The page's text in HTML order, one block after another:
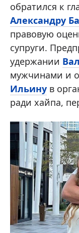
обратился к
Александру
правовую
супруги.
удержании
мужчинами и
Ильину в
ради хайпа,